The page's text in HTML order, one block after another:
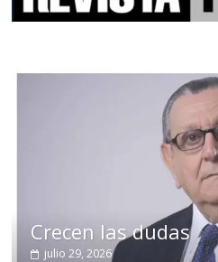
Crecen las dudas
julio 29, 2026